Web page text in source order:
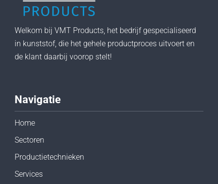
Welkom bij VMT Products, het bedrijf gespecialiseerd
in kunststof, die het gehele productproces uitvoert en
de klant daarbij voorop stelt!
Navigatie
Home
Sectoren
Productietechnieken
Services